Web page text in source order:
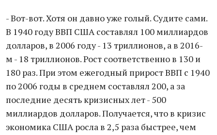
- Вот-вот. Хотя он давно уже голый. Судите сами.
В 1940 году ВВП США составлял 100 миллиардов
долларов, в 2006 году - 13 триллионов, а в 2016-
м - 18 триллионов. Рост соответственно в 130 и
180 раз. При этом ежегодный прирост ВВП с 1940
по 2006 годы в среднем составлял 200, а за
последние десять кризисных лет - 500
миллиардов долларов. Получается, что в кризис
экономика США росла в 2,5 раза быстрее, чем